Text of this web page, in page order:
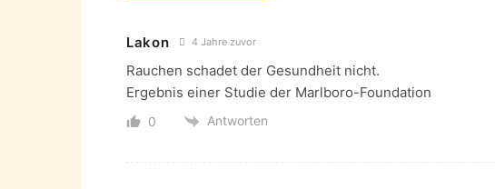
Lakon 4 Jahre zuvor
Rauchen schadet der Gesundheit nicht.
Ergebnis einer Studie der Marlboro-Foundation
0 Antworten